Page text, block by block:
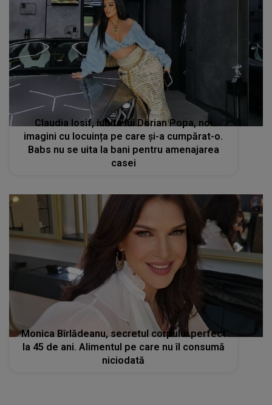
Claudia Iosif, iubita lui Dorian Popa, noi
imagini cu locuința pe care și-a cumpărat-o.
Babs nu se uita la bani pentru amenajarea
casei
Monica Bîrlădeanu, secretul corpului perfect
la 45 de ani. Alimentul pe care nu îl consumă
niciodată